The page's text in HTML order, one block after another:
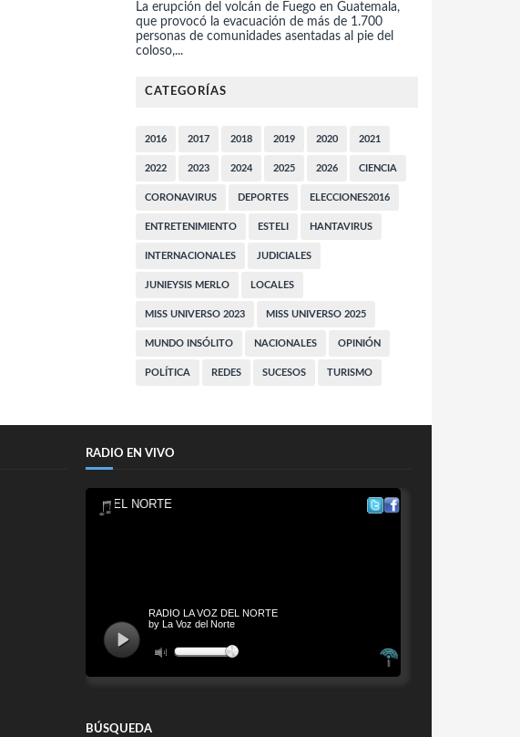
La erupción del volcán de Fuego en Guatemala,
que provocó la evacuación de más de 1.700
personas de comunidades asentadas al pie del
coloso,...
CATEGORÍAS
2016 2017 2018 2019 2020 2021
2022 2023 2024 2025 2026 CIENCIA
CORONAVIRUS DEPORTES ELECCIONES2016
ENTRETENIMIENTO ESTELI HANTAVIRUS
INTERNACIONALES JUDICIALES
JUNIEYSIS MERLO LOCALES
MISS UNIVERSO 2023 MISS UNIVERSO 2025
MUNDO INSÓLITO NACIONALES OPINIÓN
POLÍTICA REDES SUCESOS TURISMO
RADIO EN VIVO
BÚSQUEDA